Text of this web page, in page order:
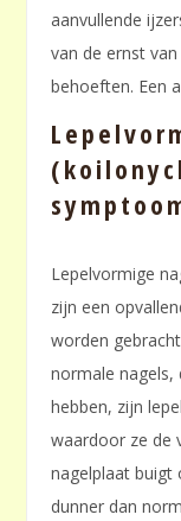
aanvullende
van de ernst
behoeften. Een
Lepelvormige
zijn een
worden
normale nagels,
hebben, zijn
waardoor ze de
nagelplaat buigt
dunner dan